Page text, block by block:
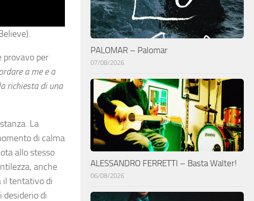
provavo per
a me e a
richiesta di una
La
di calma
allo stesso
anche
il tentativo di
desiderio di
PALOMAR – Palomar
07/08/2026
ALESSANDRO FERRETTI – Basta Walter!
06/08/2026